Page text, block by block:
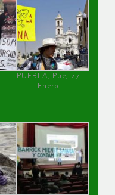
PUEBLA, Pue, 27
Enero